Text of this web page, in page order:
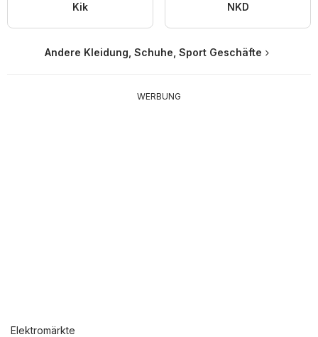
Kik NKD
Andere Kleidung, Schuhe, Sport Geschäfte
WERBUNG
Elektromärkte